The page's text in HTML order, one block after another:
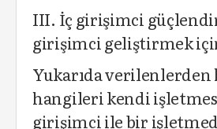
III. İç girişimci
girişimci geliştirmek
Yukarıda verilenlerden
hangileri kendi
girişimci ile bir